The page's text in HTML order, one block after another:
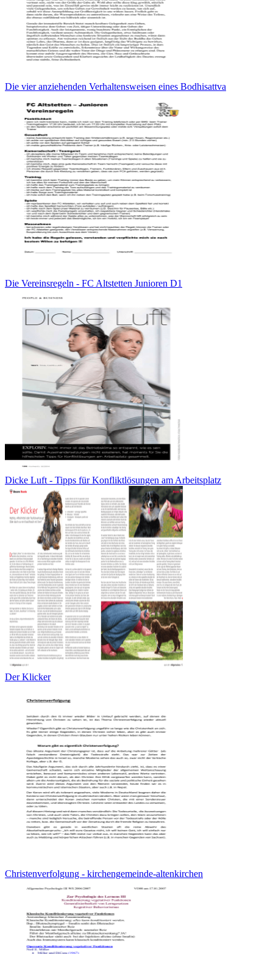
Die vier anziehenden Verhaltensweisen eines Bodhisattva
Die Vereinsregeln - FC Altstetten Junioren D1
Dicke Luft - Tipps für Konfliktlösungen am Arbeitsplatz
Der Klicker
Christenverfolgung - kirchengemeinde-altenkirchen